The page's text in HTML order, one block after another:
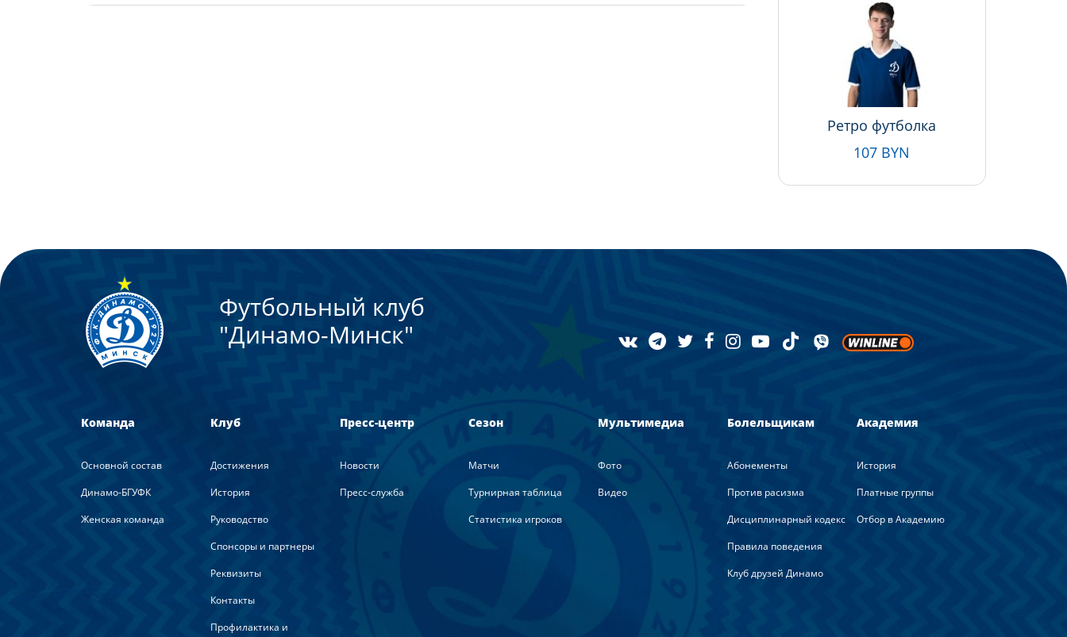
Ретро футболка
107 BYN
Футбольный клуб
"Динамо-Минск"
Команда
Основной состав
Динамо-БГУФК
Женская команда
Клуб
Достижения
История
Руководство
Спонсоры и партнеры
Реквизиты
Контакты
Профилактика и
Пресс-центр
Новости
Пресс-служба
Сезон
Матчи
Турнирная таблица
Статистика игроков
Мультимедиа
Фото
Видео
Болельщикам
Абонементы
Против расизма
Дисциплинарный кодекс
Правила поведения
Клуб друзей Динамо
Академия
История
Платные группы
Отбор в Академию